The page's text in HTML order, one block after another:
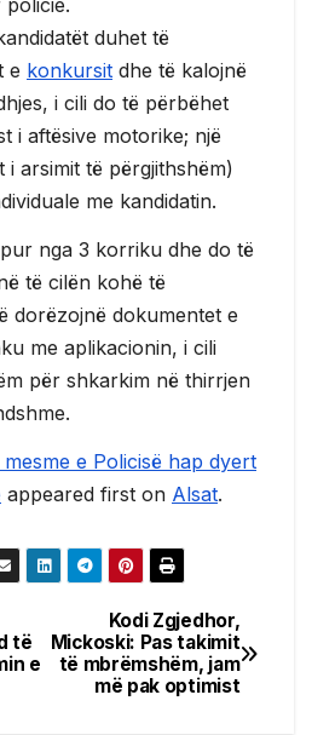
duhet të
e konkursit dhe të kalojnë
i cili do të përbëhet
i aftësive motorike; një
i arsimit të përgjithshëm)
me kandidatin.
nga 3 korriku dhe do të
të cilën kohë të
dorëzojnë dokumentet e
me aplikacionin, i cili
për shkarkim në thirrjen
e Policisë hap dyert
appeared first on Alsat.
Kodi Zgjedhor,
Mickoski: Pas takimit
të mbrëmshëm, jam
më pak optimist
të
e